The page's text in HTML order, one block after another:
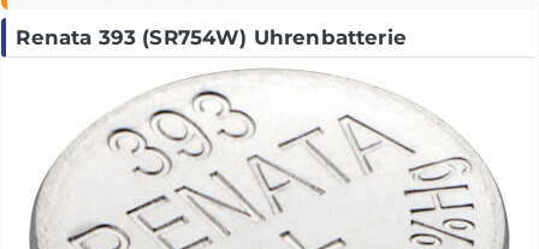
Renata 393 (SR754W) Uhrenbatterie